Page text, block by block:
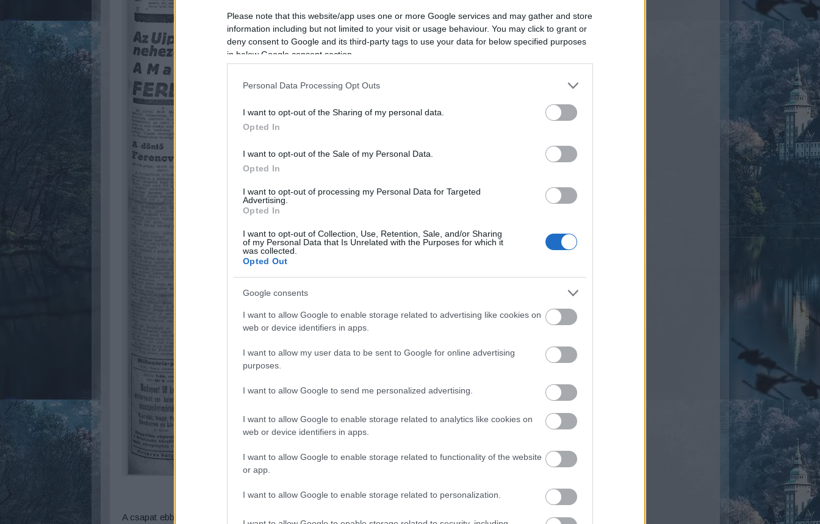
Please note that this website/app uses one or more Google services and may gather and store
information including but not limited to your visit or usage behaviour. You may click to grant or
deny consent to Google and its third-party tags to use your data for below specified purposes
in below Google consent section.
Personal Data Processing Opt Outs
I want to opt-out of the Sharing of my personal data.
Opted In
I want to opt-out of the Sale of my Personal Data.
Opted In
I want to opt-out of processing my Personal Data for Targeted
Advertising.
Opted In
I want to opt-out of Collection, Use, Retention, Sale, and/or Sharing
of my Personal Data that Is Unrelated with the Purposes for which it
was collected.
Opted Out
Google consents
I want to allow Google to enable storage related to advertising like cookies on
web or device identifiers in apps.
I want to allow my user data to be sent to Google for online advertising
purposes.
I want to allow Google to send me personalized advertising.
I want to allow Google to enable storage related to analytics like cookies on
web or device identifiers in apps.
I want to allow Google to enable storage related to functionality of the website
or app.
I want to allow Google to enable storage related to personalization.
A csapat ebben az összeállításban lépett pályára: Lukács - Solt II, Felföld, Bohus - Turán,